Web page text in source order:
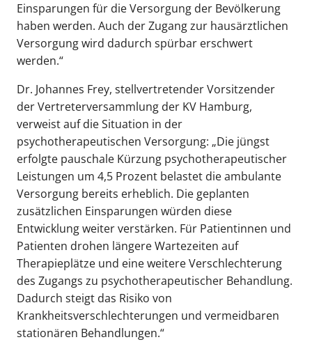
Einsparungen für die Versorgung der Bevölkerung
haben werden. Auch der Zugang zur hausärztlichen
Versorgung wird dadurch spürbar erschwert
werden.“
Dr. Johannes Frey, stellvertretender Vorsitzender
der Vertreterversammlung der KV Hamburg,
verweist auf die Situation in der
psychotherapeutischen Versorgung: „Die jüngst
erfolgte pauschale Kürzung psychotherapeutischer
Leistungen um 4,5 Prozent belastet die ambulante
Versorgung bereits erheblich. Die geplanten
zusätzlichen Einsparungen würden diese
Entwicklung weiter verstärken. Für Patientinnen und
Patienten drohen längere Wartezeiten auf
Therapieplätze und eine weitere Verschlechterung
des Zugangs zu psychotherapeutischer Behandlung.
Dadurch steigt das Risiko von
Krankheitsverschlechterungen und vermeidbaren
stationären Behandlungen.“